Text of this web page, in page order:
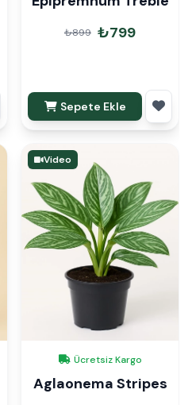
₺899 ₺799
Sepete Ekle
Video
Ücretsiz Kargo
Aglaonema Stripes